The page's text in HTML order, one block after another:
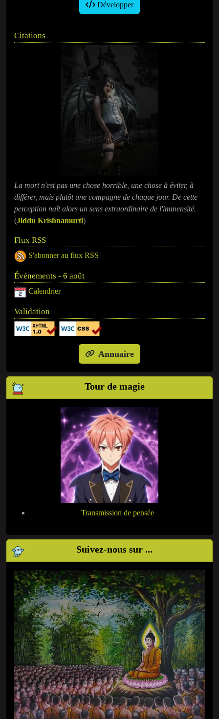
Développer
Citations
La mort n'est pas une chose horrible, une chose à éviter, à
différer, mais plutôt une compagne de chaque jour. De cette
perception naît alors un sens extraordinaire de l'immensité.
(Jiddu Krishnamurti)
Flux RSS
S'abonner au flux RSS
Événements - 6 août
Calendrier
Validation
Annuaire
Tour de magie
Transmission de pensée
Suivez-nous sur ...